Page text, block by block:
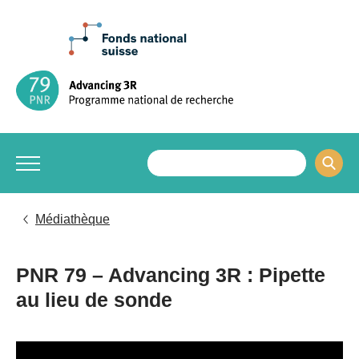
Médiathèque
PNR 79 – Advancing 3R : Pipette
au lieu de sonde